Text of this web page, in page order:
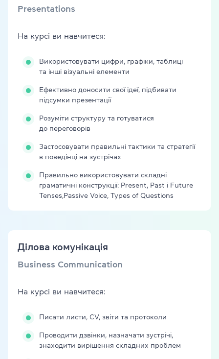
Presentations
На курсі ви навчитеся:
Використовувати цифри, графіки, таблиці
та інші візуальні елементи
Ефективно доносити свої ідеї, підбивати
підсумки презентації
Розуміти структуру та готуватися
до переговорів
Застосовувати правильні тактики та стратегії
в поведінці на зустрічах
Правильно використовувати складні
граматичні конструкції: Present, Past і Future
Tenses,Passive Voice, Types of Questions
Ділова комунікація
Business Communication
На курсі ви навчитеся:
Писати листи, CV, звіти та протоколи
Проводити дзвінки, назначати зустрічі,
знаходити вирішення складних проблем